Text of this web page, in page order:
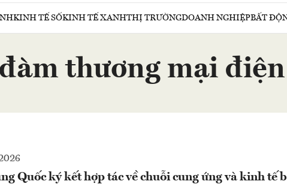
KINH TẾ SỐKINH TẾ XANHTHỊ TRƯỜNGDOANH NGHIỆPBẤT
thương mại
Quốc ký kết hợp tác về chuỗi cung ứng và kinh tế